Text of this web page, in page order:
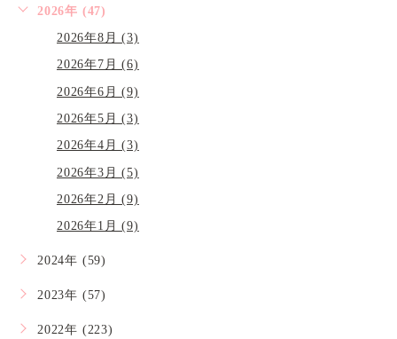
2026年 (47)
2026年8月 (3)
2026年7月 (6)
2026年6月 (9)
2026年5月 (3)
2026年4月 (3)
2026年3月 (5)
2026年2月 (9)
2026年1月 (9)
2024年 (59)
2023年 (57)
2022年 (223)